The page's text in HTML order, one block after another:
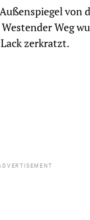
von
Weg
zerkratzt.